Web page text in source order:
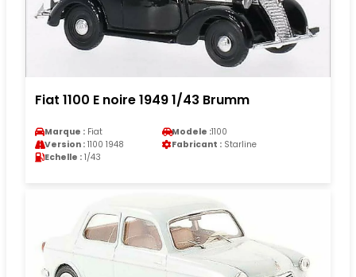
Fiat 1100 E noire 1949 1/43 Brumm
Marque : Fiat Modele :1100
Version : 1100 1948 Fabricant : Starline
Echelle : 1/43